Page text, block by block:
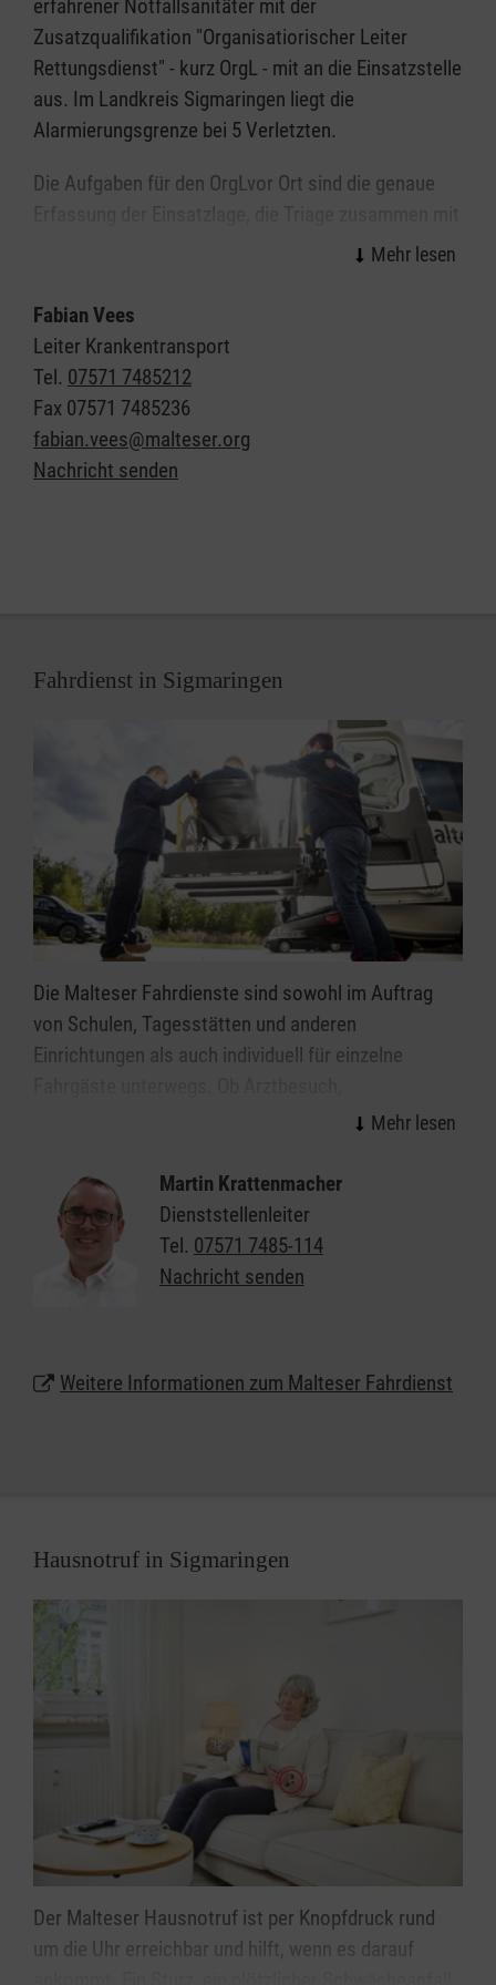
kostenfrei.
erfahrener Notfallsanitäter mit der
Zusatzqualifikation "Organisatiorischer Leiter
Rettungsdienst" - kurz OrgL - mit an die Einsatzstelle
aus. Im Landkreis Sigmaringen liegt die
Alarmierungsgrenze bei 5 Verletzten.
Die Aufgaben für den OrgLvor Ort sind die genaue
außerdem den Kontakt zu den umliegenden Kliniken
auf, und deligiert die Führungseinheiten des
Katastrophenschutzes.
Meist herrscht bei einser solchen Lage ein Defizit an
zu Behandelnden und nötigen
Behandlungsressourcen vor. Der OrgL vor Ort ist
Ausgestattet sind wir mit einem eigens hierfür
Fabian Vees
Leiter Krankentransport
Tel. 07571 7485212
Fax 07571 7485236
fabian.vees@malteser.org
Nachricht senden
Fahrdienst in Sigmaringen
Die Malteser Fahrdienste sind sowohl im Auftrag
von Schulen, Tagesstätten und anderen
Einrichtungen als auch individuell für einzelne
Behördengang, Ausflug oder der Besuch von
Bei uns steht die freundliche und zuverlässige
Beförderung und die umfassende Betreuung der
Fahrgäste im Vordergrund - vor, während und nach
der Fahrt in Sigmaringen und Umgebung.
unterstützen die Malteser Sie gerne auch bei der
Martin Krattenmacher
Dienststellenleiter
Tel. 07571 7485-114
Nachricht senden
Weitere Informationen zum Malteser Fahrdienst
Hausnotruf in Sigmaringen
Der Malteser Hausnotruf ist per Knopfdruck rund
um die Uhr erreichbar und hilft, wenn es darauf